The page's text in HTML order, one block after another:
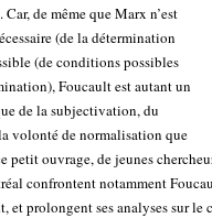
de même que Marx n’est
(de la détermination
(de conditions possibles
Foucault est autant un
de la subjectivation, du
volonté de normalisation que
petit ouvrage, de jeunes
confrontent notamment
et prolongent ses analyses sur le